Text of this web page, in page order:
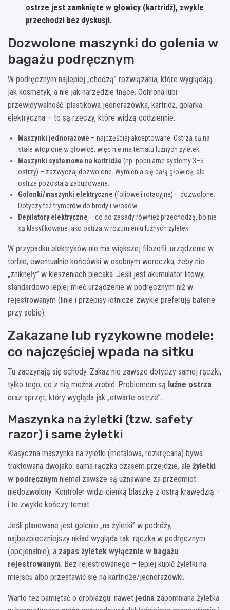
ostrze jest zamknięte w głowicy (kartridż), zwykle
przechodzi bez dyskusji.
Dozwolone maszynki do golenia w
bagażu podręcznym
W podręcznym najlepiej „chodzą” rozwiązania, które wyglądają
jak kosmetyk, a nie jak narzędzie tnące. Ochrona lubi
przewidywalność: plastikowa jednorazówka, kartridż, golarka
elektryczna – to są rzeczy, które widzą codziennie.
Maszynki jednorazowe – najczęściej akceptowane. Ostrza są na
stałe wtopione w głowicę, więc nie ma tematu luźnych żyletek.
Maszynki systemowe na kartridże (np. popularne systemy 3–5
ostrzy) – zazwyczaj dozwolone. Wymienia się całą głowicę, ale
ostrza pozostają zabudowane.
Golonki/maszynki elektryczne (foliowe i rotacyjne) – dozwolone.
Dotyczy też trymerów do brody i włosów.
Depilatory elektryczne – co do zasady również przechodzą, bo nie
są klasyfikowane jako ostrza w rozumieniu luźnych żyletek.
W przypadku elektryków nie ma większej filozofii: urządzenie w
torbie, ewentualnie końcówki w osobnym woreczku, żeby nie
„zniknęły” w kieszeniach plecaka. Jeśli jest akumulator litowy,
standardowo lepiej mieć urządzenie w podręcznym niż w
rejestrowanym (linie i przepisy lotnicze zwykle preferują baterie
przy sobie).
Zakazane lub ryzykowne modele:
co najczęściej wpada na sitku
Tu zaczynają się schody. Zakaz nie zawsze dotyczy samej rączki,
tylko tego, co z nią można zrobić. Problemem są luźne ostrza
oraz sprzęt, który wygląda jak „otwarte ostrze”.
Maszynka na żyletki (tzw. safety
razor) i same żyletki
Klasyczna maszynka na żyletki (metalowa, rozkręcana) bywa
traktowana dwojako: sama rączka czasem przejdzie, ale żyletki
w podręcznym niemal zawsze są uznawane za przedmiot
niedozwolony. Kontroler widzi cienką blaszkę z ostrą krawędzią –
i to zwykle kończy temat.
Jeśli planowane jest golenie „na żyletki” w podróży,
najbezpieczniejszy układ wygląda tak: rączka w podręcznym
(opcjonalnie), a zapas żyletek wyłącznie w bagażu
rejestrowanym. Bez rejestrowanego – lepiej kupić żyletki na
miejscu albo przestawić się na kartridże/jednorazówki.
Warto też pamiętać o drobiazgu: nawet jedna zapomniana żyletka